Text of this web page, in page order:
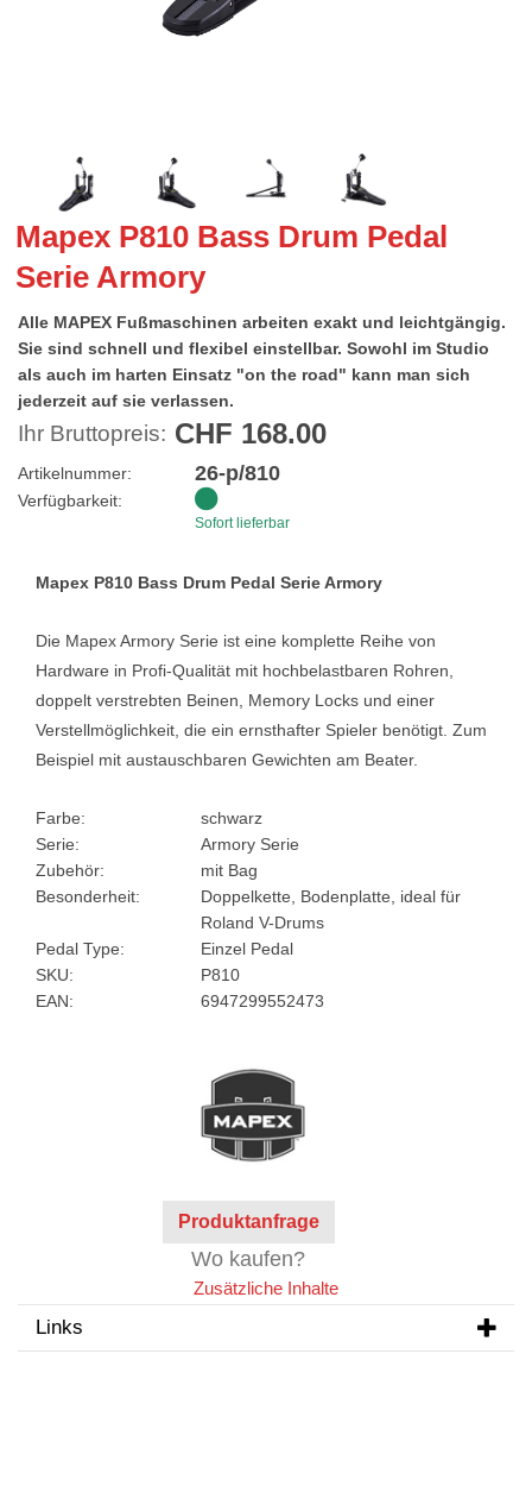
Mapex P810 Bass Drum Pedal
Serie Armory
Alle MAPEX Fußmaschinen arbeiten exakt und leichtgängig.
Sie sind schnell und flexibel einstellbar. Sowohl im Studio
als auch im harten Einsatz "on the road" kann man sich
jederzeit auf sie verlassen.
Ihr Bruttopreis: CHF 168.00
Artikelnummer: 26-p/810
Verfügbarkeit:
Sofort lieferbar
Mapex P810 Bass Drum Pedal Serie Armory
Die Mapex Armory Serie ist eine komplette Reihe von
Hardware in Profi-Qualität mit hochbelastbaren Rohren,
doppelt verstrebten Beinen, Memory Locks und einer
Verstellmöglichkeit, die ein ernsthafter Spieler benötigt. Zum
Beispiel mit austauschbaren Gewichten am Beater.
Farbe:
schwarz
Serie:
Armory Serie
Zubehör:
mit Bag
Besonderheit:
Doppelkette, Bodenplatte, ideal für
Roland V-Drums
Pedal Type:
Einzel Pedal
SKU:
P810
EAN:
6947299552473
Produktanfrage
Wo kaufen?
Zusätzliche Inhalte
Links